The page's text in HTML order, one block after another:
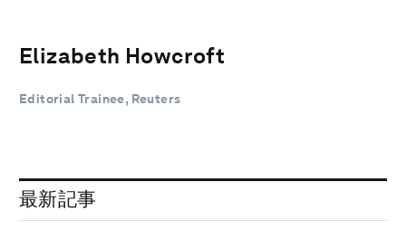
Elizabeth Howcroft
Editorial Trainee, Reuters
最新記事